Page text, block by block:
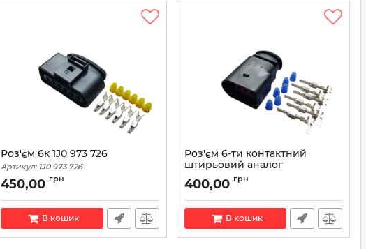
Роз'єм 6к 1J0 973 726
Артикул: 1J0 973 726
450,00 грн
В кошик
Роз'єм 6-ти контактний
штирьовий аналог
Volkswagen 1J0 973 833
Артикул: 1J0 973 833
400,00 грн
В кошик